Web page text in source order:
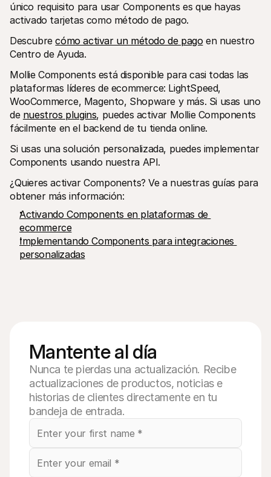
único requisito para usar Components es que hayas
activado tarjetas como método de pago.
Descubre cómo activar un método de pago en nuestro
Centro de Ayuda.
Mollie Components está disponible para casi todas las
plataformas líderes de ecommerce: LightSpeed,
WooCommerce, Magento, Shopware y más. Si usas uno
de nuestros plugins, puedes activar Mollie Components
fácilmente en el backend de tu tienda online.
Si usas una solución personalizada, puedes implementar
Components usando nuestra API.
¿Quieres activar Components? Ve a nuestras guías para
obtener más información:
Activando Components en plataformas de
ecommerce
Implementando Components para integraciones
personalizadas
Mantente al día
Nunca te pierdas una actualización. Recibe
actualizaciones de productos, noticias e
historias de clientes directamente en tu
bandeja de entrada.